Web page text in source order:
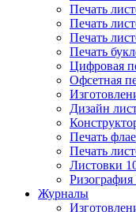
Печать
Печать
Печать
Печать
Цифровая
Офсетная
Дизайн
Печать
Печать
Листовки
Ризография
Журналы